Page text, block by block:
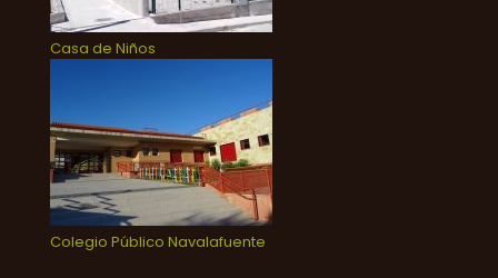
Casa de Niños
Colegio Público Navalafuente